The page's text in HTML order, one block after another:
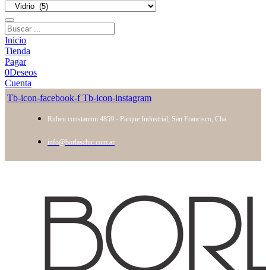
Inicio
Tienda
Pagar
0Deseos
Cuenta
Tb-icon-facebook-f Tb-icon-instagram
Ruben constantini 4859 - Parque Industrial, San Francisco, Cba.
info@borlaschic.com.ar